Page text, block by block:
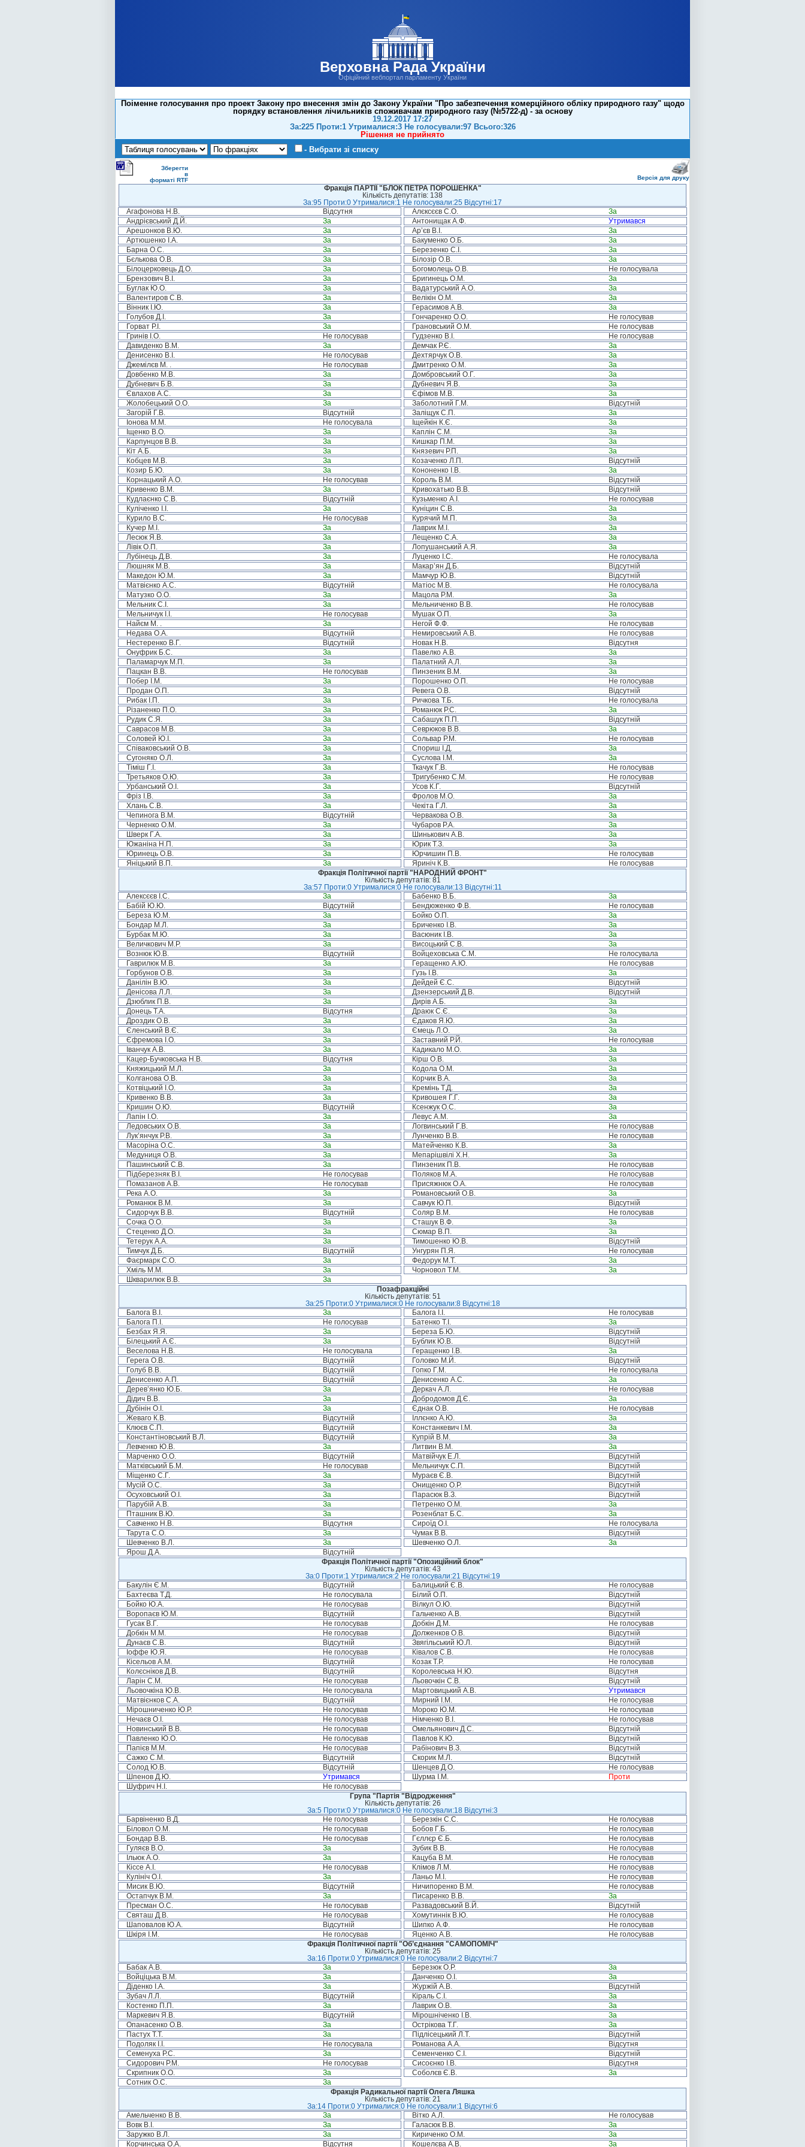
Верховна Рада України
Офіційний вебпортал парламенту України
Поіменне голосування про проект Закону про внесення змін до Закону України "Про забезпечення комерційного обліку природного газу" щодо
порядку встановлення лічильників споживачам природного газу (№5722-д) - за основу
19.12.2017 17:27
За:225 Проти:1 Утрималися:3 Не голосували:97 Всього:326
Рішення не прийнято
- Вибрати зі списку
Зберегти
в
форматі RTF
Версія для друку
Фракція ПАРТІЇ "БЛОК ПЕТРА ПОРОШЕНКА"
Кількість депутатів: 138
За:95 Проти:0 Утрималися:1 Не голосували:25 Відсутні:17
Агафонова Н.В.
Відсутня Алєксєєв С.О.
За
Андрієвський Д.Й.
За Антонищак А.Ф.
Утримався
Арешонков В.Ю.
За Ар’єв В.І.
За
Артюшенко І.А.
За Бакуменко О.Б.
За
Барна О.С.
За Березенко С.І.
За
Бєлькова О.В.
За Білозір О.В.
За
Білоцерковець Д.О.
За Богомолець О.В.
Не голосувала
Брензович В.І.
За Бригинець О.М.
За
Буглак Ю.О.
За Вадатурський А.О.
За
Валентиров С.В.
За Велікін О.М.
За
Вінник І.Ю.
За Герасимов А.В.
За
Голубов Д.І.
За Гончаренко О.О.
Не голосував
Горват Р.І.
За Грановський О.М.
Не голосував
Гринів І.О.
Не голосував Гудзенко В.І.
Не голосував
Давиденко В.М.
За Демчак Р.Є.
За
Денисенко В.І.
Не голосував Дехтярчук О.В.
За
Джемілєв М. .
Не голосував Дмитренко О.М.
За
Довбенко М.В.
За Домбровський О.Г.
За
Дубневич Б.В.
За Дубневич Я.В.
За
Євлахов А.С.
За Єфімов М.В.
За
Жолобецький О.О.
За Заболотний Г.М.
Відсутній
Загорій Г.В.
Відсутній Заліщук С.П.
За
Іонова М.М.
Не голосувала Іщейкін К.Є.
За
Іщенко В.О.
За Каплін С.М.
За
Карпунцов В.В.
За Кишкар П.М.
За
Кіт А.Б.
За Князевич Р.П.
За
Кобцев М.В.
За Козаченко Л.П.
Відсутній
Козир Б.Ю.
За Кононенко І.В.
За
Корнацький А.О.
Не голосував Король В.М.
Відсутній
Кривенко В.М.
За Кривохатько В.В.
Відсутній
Кудлаєнко С.В.
Відсутній Кузьменко А.І.
Не голосував
Куліченко І.І.
За Куніцин С.В.
За
Курило В.С.
Не голосував Курячий М.П.
За
Кучер М.І.
За Лаврик М.І.
За
Лесюк Я.В.
За Лещенко С.А.
За
Лівік О.П.
За Лопушанський А.Я.
За
Лубінець Д.В.
За Луценко І.С.
Не голосувала
Люшняк М.В.
За Макар’ян Д.Б.
Відсутній
Македон Ю.М.
За Мамчур Ю.В.
Відсутній
Матвієнко А.С.
Відсутній Матіос М.В.
Не голосувала
Матузко О.О.
За Мацола Р.М.
За
Мельник С.І.
За Мельниченко В.В.
Не голосував
Мельничук І.І.
Не голосував Мушак О.П.
За
Найєм М. .
За Негой Ф.Ф.
Не голосував
Недава О.А.
Відсутній Немировський А.В.
Не голосував
Нестеренко В.Г.
Відсутній Новак Н.В.
Відсутня
Онуфрик Б.С.
За Павелко А.В.
За
Паламарчук М.П.
За Палатний А.Л.
За
Пацкан В.В.
Не голосував Пинзеник В.М.
За
Побер І.М.
За Порошенко О.П.
Не голосував
Продан О.П.
За Ревега О.В.
Відсутній
Рибак І.П.
За Ричкова Т.Б.
Не голосувала
Різаненко П.О.
За Романюк Р.С.
За
Рудик С.Я.
За Сабашук П.П.
Відсутній
Саврасов М.В.
За Севрюков В.В.
За
Соловей Ю.І.
За Сольвар Р.М.
Не голосував
Співаковський О.В.
За Спориш І.Д.
За
Сугоняко О.Л.
За Суслова І.М.
За
Тіміш Г.І.
За Ткачук Г.В.
Не голосував
Третьяков О.Ю.
За Тригубенко С.М.
Не голосував
Урбанський О.І.
За Усов К.Г.
Відсутній
Фріз І.В.
За Фролов М.О.
За
Хлань С.В.
За Чекіта Г.Л.
За
Чепинога В.М.
Відсутній Червакова О.В.
За
Черненко О.М.
За Чубаров Р.А.
За
Шверк Г.А.
За Шинькович А.В.
За
Южаніна Н.П.
За Юрик Т.З.
За
Юринець О.В.
За Юрчишин П.В.
Не голосував
Яніцький В.П.
За Яриніч К.В.
Не голосував
Фракція Політичної партії "НАРОДНИЙ ФРОНТ"
Кількість депутатів: 81
За:57 Проти:0 Утрималися:0 Не голосували:13 Відсутні:11
Алексєєв І.С.
За Бабенко В.Б.
За
Бабій Ю.Ю.
Відсутній Бендюженко Ф.В.
Не голосував
Береза Ю.М.
За Бойко О.П.
За
Бондар М.Л.
За Бриченко І.В.
За
Бурбак М.Ю.
За Васюник І.В.
За
Величкович М.Р.
За Висоцький С.В.
За
Вознюк Ю.В.
Відсутній Войцеховська С.М.
Не голосувала
Гаврилюк М.В.
За Геращенко А.Ю.
Не голосував
Горбунов О.В.
За Гузь І.В.
За
Данілін В.Ю.
За Дейдей Є.С.
Відсутній
Денісова Л.Л.
За Дзензерський Д.В.
Відсутній
Дзюблик П.В.
За Дирів А.Б.
За
Донець Т.А.
Відсутня Драюк С.Є.
За
Дроздик О.В.
За Єдаков Я.Ю.
За
Єленський В.Є.
За Ємець Л.О.
За
Єфремова І.О.
За Заставний Р.Й.
Не голосував
Іванчук А.В.
За Кадикало М.О.
За
Кацер-Бучковська Н.В.
Відсутня Кірш О.В.
За
Княжицький М.Л.
За Кодола О.М.
За
Колганова О.В.
За Корчик В.А.
За
Котвіцький І.О.
За Кремінь Т.Д.
За
Кривенко В.В.
За Кривошея Г.Г.
За
Кришин О.Ю.
Відсутній Ксенжук О.С.
За
Лапін І.О.
За Левус А.М.
За
Ледовських О.В.
За Логвинський Г.В.
Не голосував
Лук’янчук Р.В.
За Лунченко В.В.
Не голосував
Масоріна О.С.
За Матейченко К.В.
За
Медуниця О.В.
За Мепарішвілі Х.Н.
За
Пашинський С.В.
За Пинзеник П.В.
Не голосував
Підберезняк В.І.
Не голосував Поляков М.А.
Не голосував
Помазанов А.В.
Не голосував Присяжнюк О.А.
Не голосував
Река А.О.
За Романовський О.В.
За
Романюк В.М.
За Савчук Ю.П.
Відсутній
Сидорчук В.В.
Відсутній Соляр В.М.
Не голосував
Сочка О.О.
За Сташук В.Ф.
За
Стеценко Д.О.
За Сюмар В.П.
За
Тетерук А.А.
За Тимошенко Ю.В.
Відсутній
Тимчук Д.Б.
Відсутній Унгурян П.Я.
Не голосував
Фаєрмарк С.О.
За Федорук М.Т.
За
Хміль М.М.
За Чорновол Т.М.
За
Шкварилюк В.В.
За
Позафракційні
Кількість депутатів: 51
За:25 Проти:0 Утрималися:0 Не голосували:8 Відсутні:18
Балога В.І.
За Балога І.І.
Не голосував
Балога П.І.
Не голосував Батенко Т.І.
За
Безбах Я.Я.
За Береза Б.Ю.
Відсутній
Білецький А.Є.
За Бублик Ю.В.
Відсутній
Веселова Н.В.
Не голосувала Геращенко І.В.
За
Герега О.В.
Відсутній Головко М.Й.
Відсутній
Голуб В.В.
Відсутній Гопко Г.М.
Не голосувала
Денисенко А.П.
Відсутній Денисенко А.С.
За
Дерев’янко Ю.Б.
За Деркач А.Л.
Не голосував
Дідич В.В.
За Добродомов Д.Є.
За
Дубінін О.І.
За Єднак О.В.
Не голосував
Жеваго К.В.
Відсутній Іллєнко А.Ю.
За
Клюєв С.П.
Відсутній Констанкевич І.М.
За
Константіновський В.Л.
Відсутній Купрій В.М.
За
Левченко Ю.В.
За Литвин В.М.
За
Марченко О.О.
Відсутній Матвійчук Е.Л.
Відсутній
Матківський Б.М.
Не голосував Мельничук С.П.
Відсутній
Міщенко С.Г.
За Мураєв Є.В.
Відсутній
Мусій О.С.
За Онищенко О.Р.
Відсутній
Осуховський О.І.
За Парасюк В.З.
Відсутній
Парубій А.В.
За Петренко О.М.
За
Пташник В.Ю.
За Розенблат Б.С.
За
Савченко Н.В.
Відсутня Сироїд О.І.
Не голосувала
Тарута С.О.
За Чумак В.В.
Відсутній
Шевченко В.Л.
За Шевченко О.Л.
За
Ярош Д.А.
Відсутній
Фракція Політичної партії "Опозиційний блок"
Кількість депутатів: 43
За:0 Проти:1 Утрималися:2 Не голосували:21 Відсутні:19
Бакулін Є.М.
Відсутній Балицький Є.В.
Не голосував
Бахтеєва Т.Д.
Не голосувала Білий О.П.
Відсутній
Бойко Ю.А.
Не голосував Вілкул О.Ю.
Відсутній
Воропаєв Ю.М.
Відсутній Гальченко А.В.
Відсутній
Гусак В.Г.
Не голосував Добкін Д.М.
Не голосував
Добкін М.М.
Не голосував Долженков О.В.
Відсутній
Дунаєв С.В.
Відсутній Звягільський Ю.Л.
Відсутній
Іоффе Ю.Я.
Не голосував Ківалов С.В.
Не голосував
Кісельов А.М.
Відсутній Козак Т.Р.
Не голосував
Колєсніков Д.В.
Відсутній Королевська Н.Ю.
Відсутня
Ларін С.М.
Не голосував Льовочкін С.В.
Відсутній
Льовочкіна Ю.В.
Не голосувала Мартовицький А.В.
Утримався
Матвієнков С.А.
Відсутній Мирний І.М.
Не голосував
Мірошниченко Ю.Р.
Не голосував Мороко Ю.М.
Не голосував
Нечаєв О.І.
Не голосував Німченко В.І.
Не голосував
Новинський В.В.
Не голосував Омельянович Д.С.
Відсутній
Павленко Ю.О.
Не голосував Павлов К.Ю.
Відсутній
Папієв М.М.
Не голосував Рабінович В.З.
Відсутній
Сажко С.М.
Відсутній Скорик М.Л.
Відсутній
Солод Ю.В.
Відсутній Шенцев Д.О.
Не голосував
Шпенов Д.Ю.
Утримався Шурма І.М.
Проти
Шуфрич Н.І.
Не голосував
Група "Партія "Відродження"
Кількість депутатів: 26
За:5 Проти:0 Утрималися:0 Не голосували:18 Відсутні:3
Барвіненко В.Д.
Не голосував Березкін С.С.
Не голосував
Біловол О.М.
Не голосував Бобов Г.Б.
Не голосував
Бондар В.В.
Не голосував Гєллєр Є.Б.
Не голосував
Гуляєв В.О.
За Зубик В.В.
Не голосував
Ільюк А.О.
За Кацуба В.М.
Не голосував
Кіссе А.І.
Не голосував Клімов Л.М.
Не голосував
Кулініч О.І.
За Ланьо М.І.
Не голосував
Мисик В.Ю.
Відсутній Ничипоренко В.М.
Не голосував
Остапчук В.М.
За Писаренко В.В.
За
Пресман О.С.
Не голосував Развадовський В.Й.
Відсутній
Святаш Д.В.
Не голосував Хомутиннік В.Ю.
Не голосував
Шаповалов Ю.А.
Відсутній Шипко А.Ф.
Не голосував
Шкіря І.М.
Не голосував Яценко А.В.
Не голосував
Фракція Політичної партії "Об’єднання "САМОПОМІЧ"
Кількість депутатів: 25
За:16 Проти:0 Утрималися:0 Не голосували:2 Відсутні:7
Бабак А.В.
За Березюк О.Р.
За
Войціцька В.М.
За Данченко О.І.
За
Діденко І.А.
За Журжій А.В.
Відсутній
Зубач Л.Л.
Відсутній Кіраль С.І.
За
Костенко П.П.
За Лаврик О.В.
За
Маркевич Я.В.
Відсутній Мірошніченко І.В.
За
Опанасенко О.В.
За Острікова Т.Г.
За
Пастух Т.Т.
За Підлісецький Л.Т.
Відсутній
Подоляк І.І.
Не голосувала Романова А.А.
Відсутня
Семенуха Р.С.
За Семенченко С.І.
Відсутній
Сидорович Р.М.
Не голосував Сисоєнко І.В.
Відсутня
Скрипник О.О.
За Соболєв Є.В.
За
Сотник О.С.
За
Фракція Радикальної партії Олега Ляшка
Кількість депутатів: 21
За:14 Проти:0 Утрималися:0 Не голосували:1 Відсутні:6
Амельченко В.В.
За Вітко А.Л.
Не голосував
Вовк В.І.
За Галасюк В.В.
За
Заружко В.Л.
За Кириченко О.М.
За
Корчинська О.А.
Відсутня Кошелєва А.В. За